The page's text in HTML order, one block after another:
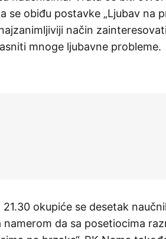
se obiđu postavke „Ljubav na
način
mnoge ljubavne probleme.
okupiće se desetak
da sa posetiocima